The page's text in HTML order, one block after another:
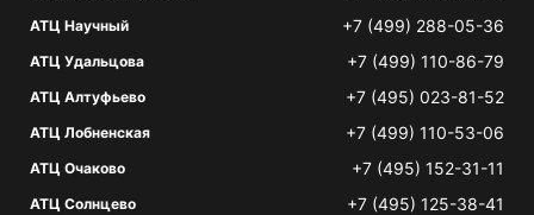
АТЦ Научный +7 (499) 288-05-36
АТЦ Удальцова +7 (499) 110-86-79
АТЦ Алтуфьево +7 (495) 023-81-52
АТЦ Лобненская +7 (499) 110-53-06
АТЦ Очаково +7 (495) 152-31-11
АТЦ Солнцево +7 (495) 125-38-41